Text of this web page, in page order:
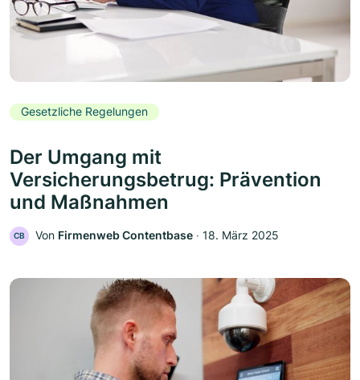
Gesetzliche Regelungen
Der Umgang mit
Versicherungsbetrug: Prävention
und Maßnahmen
CB Von Firmenweb Contentbase ‧ 18. März 2025